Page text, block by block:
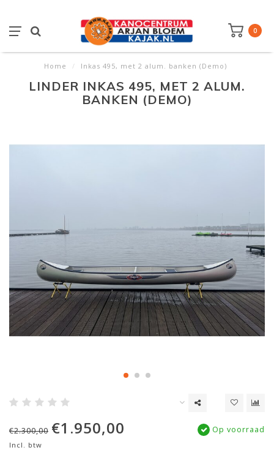
0
Home / Inkas 495, met 2 alum. banken (Demo)
LINDER INKAS 495, MET 2 ALUM.
BANKEN (DEMO)
€2.300,00 €1.950,00
Incl. btw
Op voorraad